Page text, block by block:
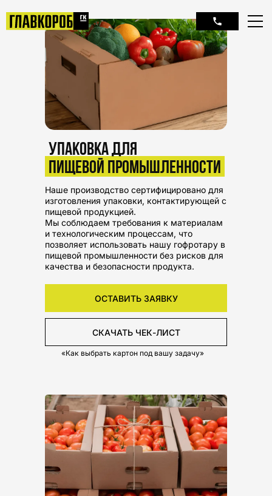
«Как выбрать картон под вашу задачу»
Наше производство сертифицировано для
изготовления упаковки, контактирующей с
пищевой продукцией.
Мы соблюдаем требования к материалам
и технологическим процессам, что
позволяет использовать нашу гофротару в
пищевой промышленности без рисков для
качества и безопасности продукта.
УПАКОВКА ДЛЯ
ПИЩЕВОЙ ПРОМЫШЛЕННОСТИ
ОСТАВИТЬ ЗАЯВКУ
СКАЧАТЬ ЧЕК-ЛИСТ